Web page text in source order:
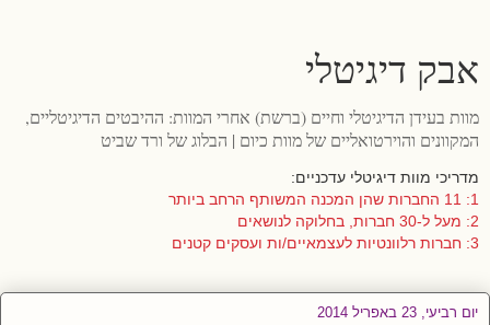
אבק דיגיטלי
מוות בעידן הדיגיטלי וחיים (ברשת) אחרי המוות: ההיבטים הדיגיטליים,
המקוונים והוירטואליים של מוות כיום | הבלוג של ורד שביט
מדריכי מוות דיגיטלי עדכניים:
1: 11 החברות שהן המכנה המשותף הרחב ביותר
2: מעל ל-30 חברות, בחלוקה לנושאים
3: חברות רלוונטיות לעצמאיים/ות ועסקים קטנים
יום רביעי, 23 באפריל 2014